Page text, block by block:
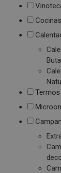
Cocinas